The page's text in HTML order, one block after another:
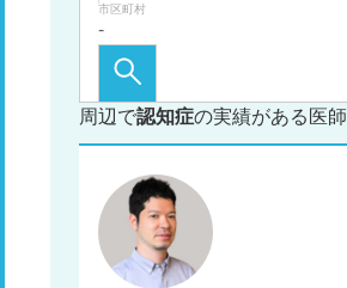
市区町村
周辺で認知症の実績がある医師